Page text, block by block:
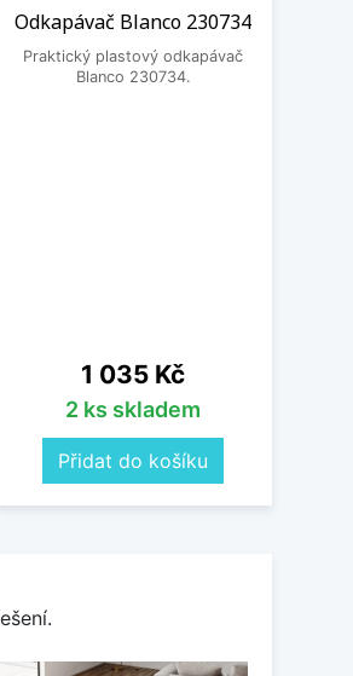
Odkapávač Blanco 230734
Praktický plastový odkapávač
Blanco 230734.
Cena
1 035 Kč
2 ks skladem
Přidat do košíku